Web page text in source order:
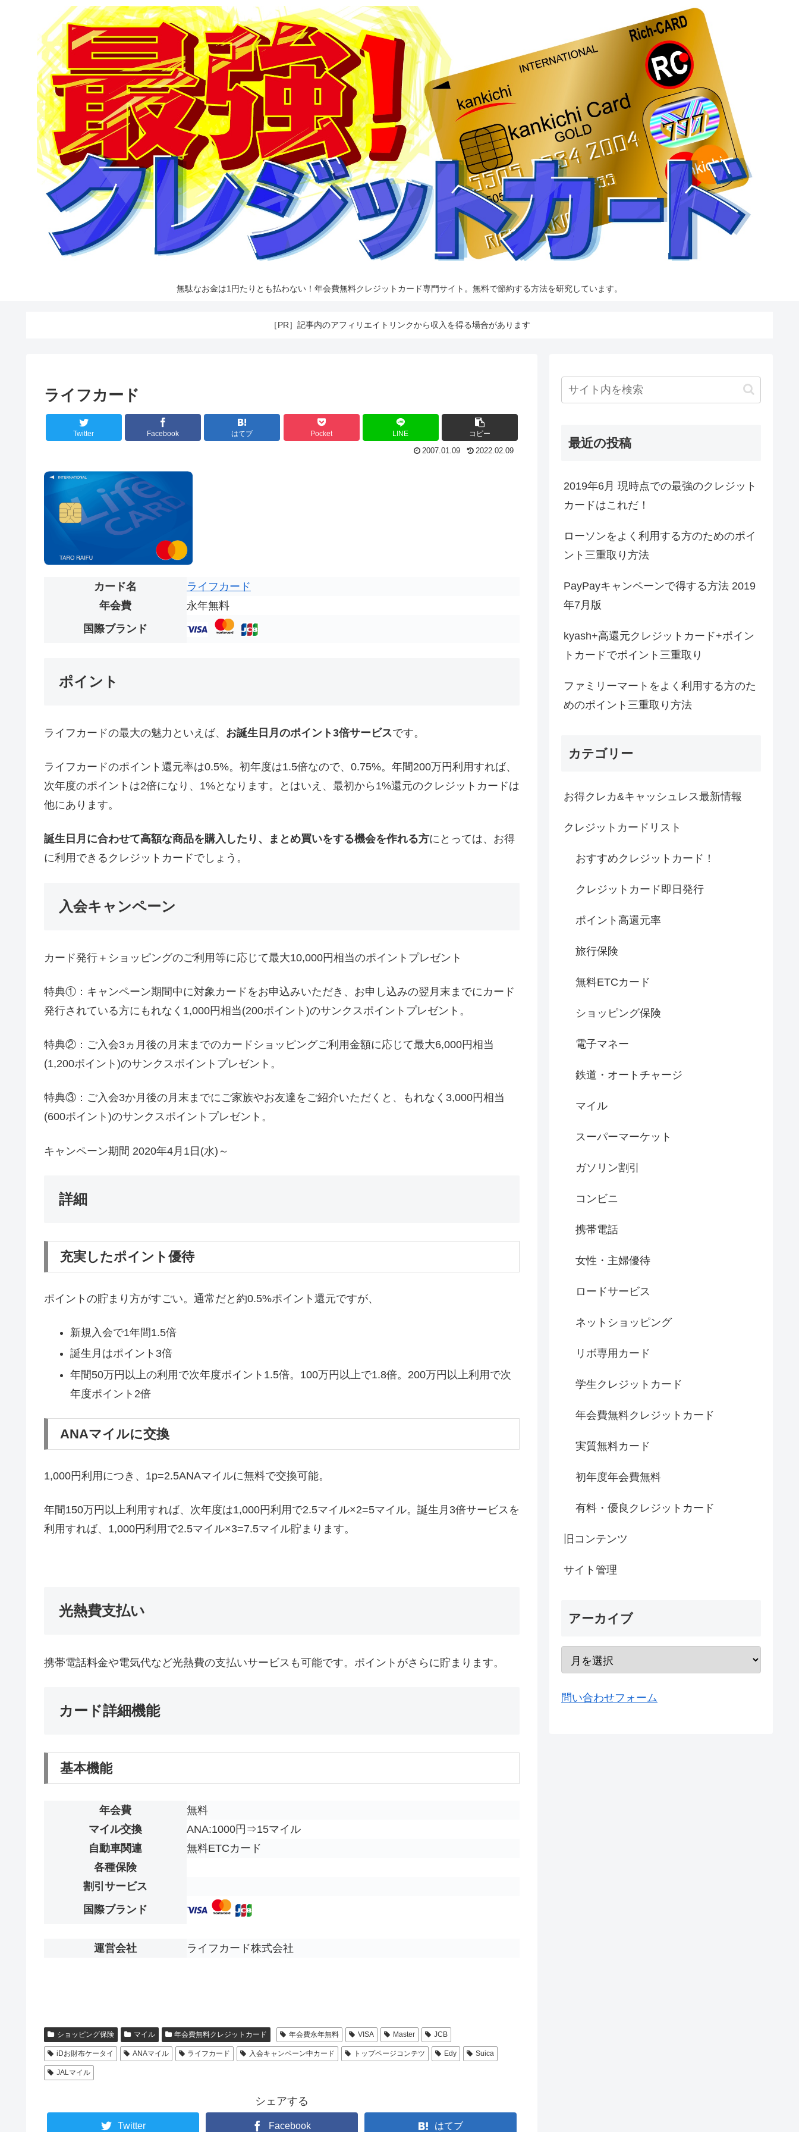
無駄なお金は1円たりとも払わない！年会費無料クレジットカード専門サイト。無料で節約する方法を研究しています。
［PR］記事内のアフィリエイトリンクから収入を得る場合があります
ライフカード
Twitter Facebook はてブ Pocket LINE コピー
2007.01.09 2022.02.09
カード名
ライフカード
年会費
永年無料
国際ブランド
ポイント
ライフカードの最大の魅力といえば、 お誕生日月のポイント3倍サービスです。
ライフカードのポイント還元率は0.5%。初年度は1.5倍なので、0.75%。年間200万円利用すれば、
次年度のポイントは2倍になり、1%となります。とはいえ、最初から1%還元のクレジットカードは
他にあります。
誕生日月に合わせて高額な商品を購入したり、まとめ買いをする機会を作れる方にとっては、お得
に利用できるクレジットカードでしょう。
入会キャンペーン
カード発行＋ショッピングのご利用等に応じて最大10,000円相当のポイントプレゼント
特典①：キャンペーン期間中に対象カードをお申込みいただき、お申し込みの翌月末までにカード
発行されている方にもれなく1,000円相当(200ポイント)のサンクスポイントプレゼント。
特典②：ご入会3ヵ月後の月末までのカードショッピングご利用金額に応じて最大6,000円相当
(1,200ポイント)のサンクスポイントプレゼント。
特典③：ご入会3か月後の月末までにご家族やお友達をご紹介いただくと、もれなく3,000円相当
(600ポイント)のサンクスポイントプレゼント。
キャンペーン期間 2020年4月1日(水)～
詳細
充実したポイント優待
ポイントの貯まり方がすごい。通常だと約0.5%ポイント還元ですが、
新規入会で1年間1.5倍
誕生月はポイント3倍
年間50万円以上の利用で次年度ポイント1.5倍。100万円以上で1.8倍。200万円以上利用で次
年度ポイント2倍
ANAマイルに交換
1,000円利用につき、1p=2.5ANAマイルに無料で交換可能。
年間150万円以上利用すれば、次年度は1,000円利用で2.5マイル×2=5マイル。誕生月3倍サービスを
利用すれば、1,000円利用で2.5マイル×3=7.5マイル貯まります。
光熱費支払い
携帯電話料金や電気代など光熱費の支払いサービスも可能です。ポイントがさらに貯まります。
カード詳細機能
基本機能
年会費
無料
マイル交換
ANA:1000円⇒15マイル
自動車関連
無料ETCカード
各種保険
割引サービス
国際ブランド
運営会社 ライフカード株式会社
ショッピング保険 マイル 年会費無料クレジットカード 年会費永年無料 VISA Master JCB
iDお財布ケータイ ANAマイル ライフカード 入会キャンペーン中カード トップページコンテツ Edy Suica
JALマイル
シェアする
Twitter Facebook はてブ
最近の投稿
2019年6月 現時点での最強のクレジット
カードはこれだ！
ローソンをよく利用する方のためのポイ
ント三重取り方法
PayPayキャンペーンで得する方法 2019
年7月版
kyash+高還元クレジットカード+ポイン
トカードでポイント三重取り
ファミリーマートをよく利用する方のた
めのポイント三重取り方法
カテゴリー
お得クレカ&キャッシュレス最新情報
クレジットカードリスト
おすすめクレジットカード！
クレジットカード即日発行
ポイント高還元率
旅行保険
無料ETCカード
ショッピング保険
電子マネー
鉄道・オートチャージ
マイル
スーパーマーケット
ガソリン割引
コンビニ
携帯電話
女性・主婦優待
ロードサービス
ネットショッピング
リボ専用カード
学生クレジットカード
年会費無料クレジットカード
実質無料カード
初年度年会費無料
有料・優良クレジットカード
旧コンテンツ
サイト管理
アーカイブ
問い合わせフォーム